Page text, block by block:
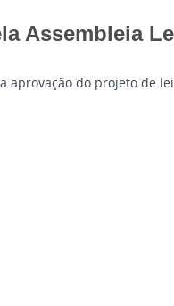
Assembleia
do projeto de